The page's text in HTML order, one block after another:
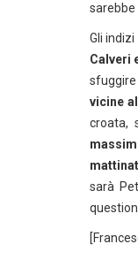
sarebbe
Gli
Calveri
sfuggire
vicine
croata,
sarà